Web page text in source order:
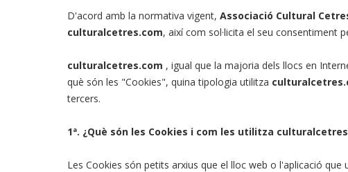
D'acord amb la normativa vigent, Associació Cultural
culturalcetres.com, així com sol·licita el seu consentiment
culturalcetres.com , igual que la majoria dels llocs en
què són les "Cookies", quina tipologia utilitza
tercers.
1ª. ¿Què són les Cookies i com les utilitza
Les Cookies són petits arxius que el lloc web o l'aplicació